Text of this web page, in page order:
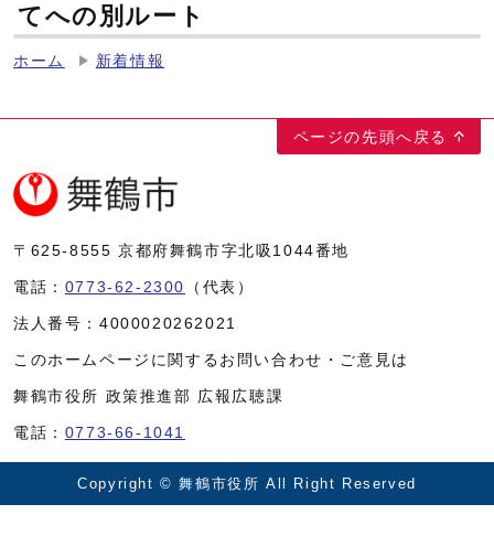
てへの別ルート
ホーム 新着情報
ページの先頭へ戻る
〒625-8555 京都府舞鶴市字北吸1044番地
電話： 0773-62-2300 （代表）
法人番号： 4000020262021
このホームページに関するお問い合わせ・ご意見は
舞鶴市役所 政策推進部 広報広聴課
電話： 0773-66-1041
Copyright © 舞鶴市役所 All Right Reserved